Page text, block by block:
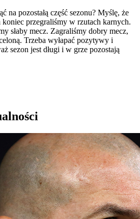
na pozostałą część sezonu? Myślę, że
przegraliśmy w rzutach karnych.
słaby mecz. Zagraliśmy dobry mecz,
Trzeba wyłapać pozytywy i
sezon jest długi i w grze pozostają